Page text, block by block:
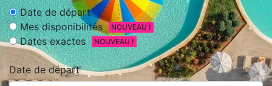
Date de départ
Mes disponibilités
NOUVEAU !
Dates exactes NOUVEAU !
Date de départ